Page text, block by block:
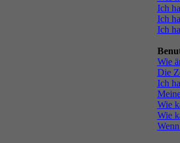
Ich
Ich
Ich
Wie
Die
Ich
Wie
Wie